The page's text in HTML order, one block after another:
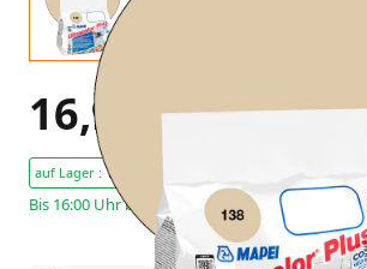
16,95 €
auf Lager : 10 Stücke
Bis 16:00 Uhr bestellt – heute noch versendet!